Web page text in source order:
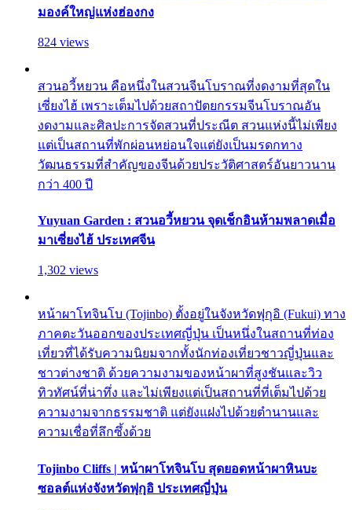
มองค์ใหญ่แห่งฮ่องกง
824 views
สวนอวี้หยวน คือหนึ่งในสวนจีนโบราณที่งดงามที่สุดใน
เซี่ยงไฮ้ เพราะเต็มไปด้วยสถาปัตยกรรมจีนโบราณอัน
งดงามและศิลปะการจัดสวนที่ประณีต สวนแห่งนี้ไม่เพียง
แต่เป็นสถานที่พักผ่อนหย่อนใจแต่ยังเป็นมรดกทาง
วัฒนธรรมที่สำคัญของจีนด้วยประวัติศาสตร์อันยาวนาน
กว่า 400 ปี
Yuyuan Garden : สวนอวี้หยวน จุดเช็กอินห้ามพลาดเมื่อ
มาเซี่ยงไฮ้ ประเทศจีน
1,302 views
หน้าผาโทจินโบ (Tojinbo) ตั้งอยู่ในจังหวัดฟุกุอิ (Fukui) ทาง
ภาคตะวันออกของประเทศญี่ปุ่น เป็นหนึ่งในสถานที่ท่อง
เที่ยวที่ได้รับความนิยมจากทั้งนักท่องเที่ยวชาวญี่ปุ่นและ
ชาวต่างชาติ ด้วยความงามของหน้าผาที่สูงชันและวิว
ทิวทัศน์ที่น่าทึ่ง และไม่เพียงแต่เป็นสถานที่ที่เต็มไปด้วย
ความงามจากธรรมชาติ แต่ยังแฝงไปด้วยตำนานและ
ความเชื่อที่ลึกซึ้งด้วย
Tojinbo Cliffs | หน้าผาโทจินโบ สุดยอดหน้าผาหินบะ
ซอลต์แห่งจังหวัดฟุกุอิ ประเทศญี่ปุ่น